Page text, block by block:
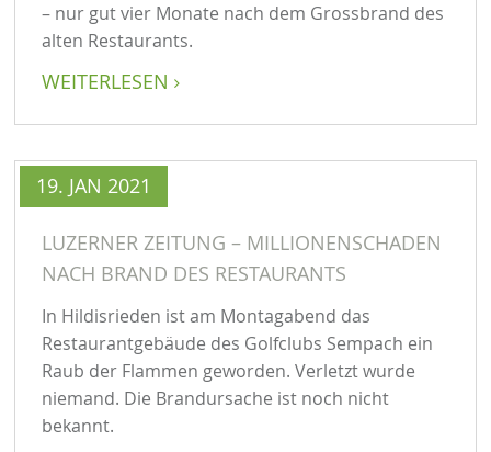
– nur gut vier Monate nach dem Grossbrand des
alten Restaurants.
WEITERLESEN
19. JAN 2021
LUZERNER ZEITUNG – MILLIONENSCHADEN
NACH BRAND DES RESTAURANTS
In Hildisrieden ist am Montagabend das
Restaurantgebäude des Golfclubs Sempach ein
Raub der Flammen geworden. Verletzt wurde
niemand. Die Brandursache ist noch nicht
bekannt.